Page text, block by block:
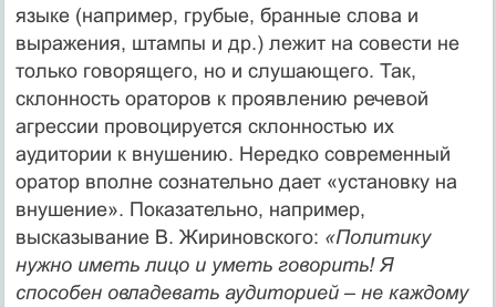
языке (например, грубые, бранные слова и
выражения, штампы и др.) лежит на совести не
только говорящего, но и слушающего. Так,
склонность ораторов к проявлению речевой
агрессии провоцируется склонностью их
аудитории к внушению. Нередко современный
оратор вполне сознательно дает «установку на
внушение». Показательно, например,
высказывание В. Жириновского: «Политику
нужно иметь лицо и уметь говорить! Я
способен овладевать аудиторией – не каждому